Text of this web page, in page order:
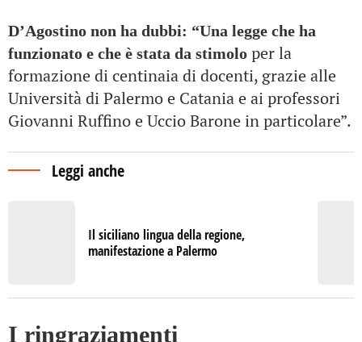
D’Agostino non ha dubbi: “Una legge che ha
funzionato e che è stata da stimolo per la
formazione di centinaia di docenti, grazie alle
Università di Palermo e Catania e ai professori
Giovanni Ruffino e Uccio Barone in particolare”.
Leggi anche
Il siciliano lingua della regione,
manifestazione a Palermo
I ringraziamenti